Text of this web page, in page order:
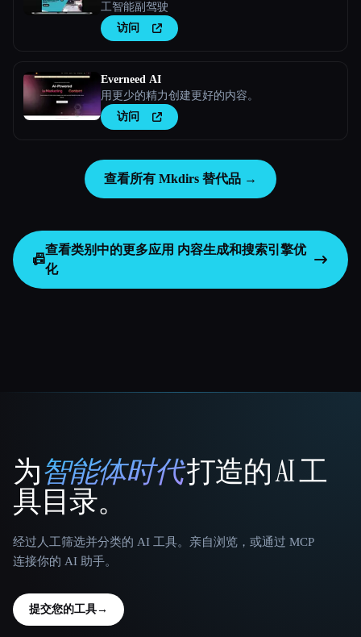
工智能副驾驶
访问
Everneed AI
用更少的精力创建更好的内容。
访问
查看所有 Mkdirs 替代品 →
📠
查看类别中的更多应用 内容生成和搜索引擎优
化
That AI Collection
为智能体时代打造的 AI 工
具目录。
经过人工筛选并分类的 AI 工具。亲自浏览，或通过 MCP
连接你的 AI 助手。
提交您的工具→